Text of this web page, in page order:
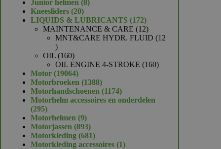
product
Junior helmen 88
Kneesliders 2020
producten
LIQUIDS & LUBRICANTS 172172
producten
MAINTENANCE & CARE 1212
producten
MNT&CARE HYDR. FLUID
12
12
producten
OIL 160160
producten
OIL ENGINE 4-STROKE 160160
Motor 1906419064
producten
Motorbroeken 13881388
producten
Motorhandschoenen 11741174
producten
Motorhelm accessoires en onderdelen
295295
producten
Motorhelmen 99
producten
Motorjassen 893893
producten
Motorkleding 681681
producten
Motorkleding accessoires 11